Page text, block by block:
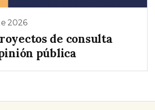
2026
de consulta
pública